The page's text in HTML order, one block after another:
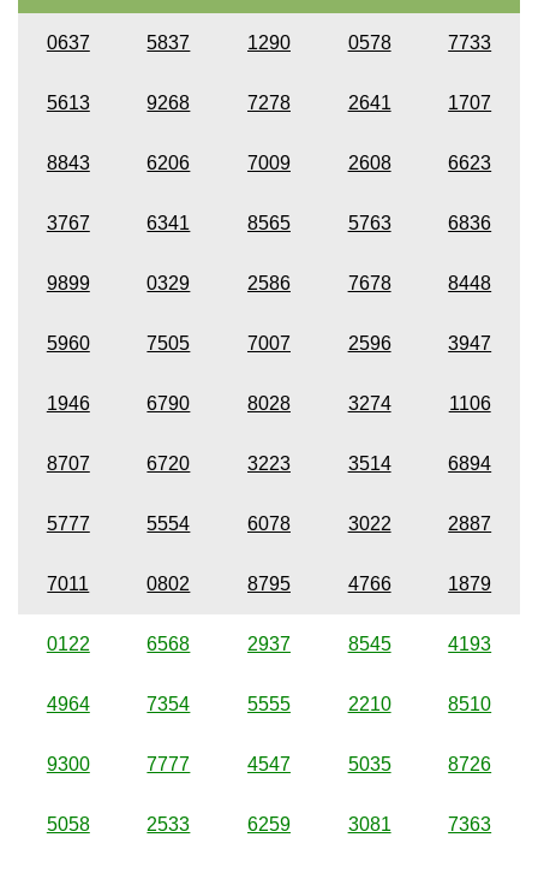
0637 5837 1290 0578 7733
5613 9268 7278 2641 1707
8843 6206 7009 2608 6623
3767 6341 8565 5763 6836
9899 0329 2586 7678 8448
5960 7505 7007 2596 3947
1946 6790 8028 3274 1106
8707 6720 3223 3514 6894
5777 5554 6078 3022 2887
7011 0802 8795 4766 1879
0122 6568 2937 8545 4193
4964 7354 5555 2210 8510
9300 7777 4547 5035 8726
5058 2533 6259 3081 7363